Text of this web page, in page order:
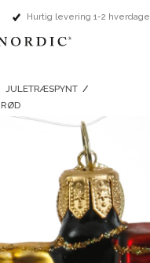
Hurtig levering 1-2 hverdage
JULETRÆSPYNT /
RØD